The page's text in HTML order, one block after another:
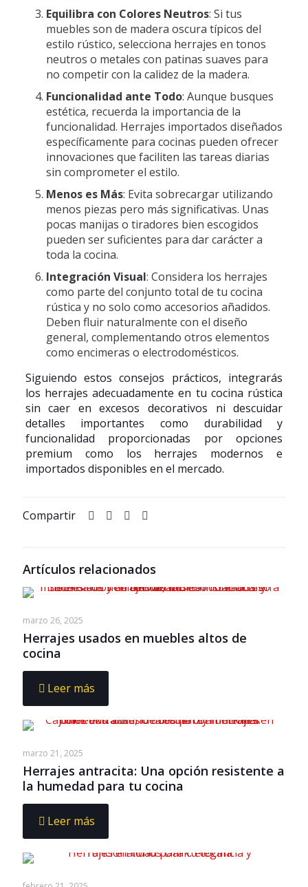
Equilibra con Colores Neutros: Si tus
muebles son de madera oscura típicos del
estilo rústico, selecciona herrajes en tonos
neutros o metales con patinas suaves para
no competir con la calidez de la madera.
Funcionalidad ante Todo: Aunque busques
estética, recuerda la importancia de la
funcionalidad. Herrajes importados diseñados
específicamente para cocinas pueden ofrecer
innovaciones que faciliten las tareas diarias
sin comprometer el estilo.
Menos es Más: Evita sobrecargar utilizando
menos piezas pero más significativas. Unas
pocas manijas o tiradores bien escogidos
pueden ser suficientes para dar carácter a
toda la cocina.
Integración Visual: Considera los herrajes
como parte del conjunto total de tu cocina
rústica y no solo como accesorios añadidos.
Deben fluir naturalmente con el diseño
general, complementando otros elementos
como encimeras o electrodomésticos.
Siguiendo estos consejos prácticos, integrarás
los herrajes adecuadamente en tu cocina rústica
sin caer en excesos decorativos ni descuidar
detalles importantes como durabilidad y
funcionalidad proporcionadas por opciones
premium como los herrajes modernos e
importados disponibles en el mercado.
Compartir
Artículos relacionados
marzo 26, 2025
Herrajes usados en muebles altos de
cocina
Leer más
marzo 21, 2025
Herrajes antracita: Una opción resistente a
la humedad para tu cocina
Leer más